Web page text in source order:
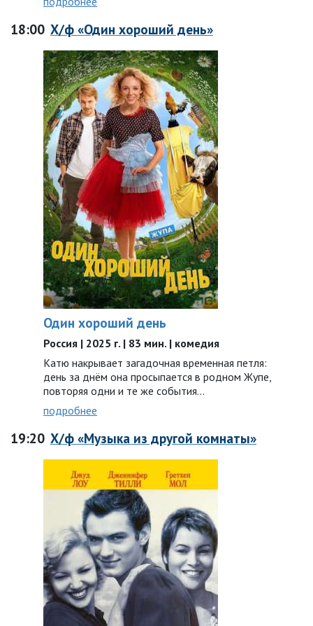
18:00 Х/ф «Один хороший день»
Один хороший день
Россия | 2025 г. | 83 мин. | комедия
Катю накрывает загадочная временная петля:
день за днём она просыпается в родном Жупе,
повторяя одни и те же события…
подробнее
19:20 Х/ф «Музыка из другой комнаты»